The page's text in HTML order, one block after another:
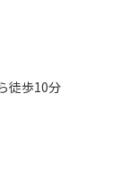
徒歩10分